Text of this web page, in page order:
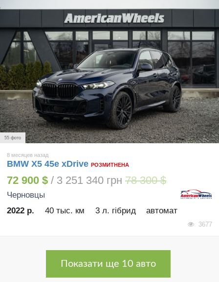
55 фото
8 месяцев назад
BMW X5 45e xDrive РОЗМИТНЕНА
72 900 $ / 3 251 340 грн 78 300 $
Черновцы
2022 р.
40 тыс. км 3 л. гібрид автомат
3677
Показати ще 10 авто